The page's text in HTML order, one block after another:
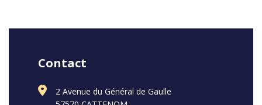
Contact
2 Avenue du Général de Gaulle